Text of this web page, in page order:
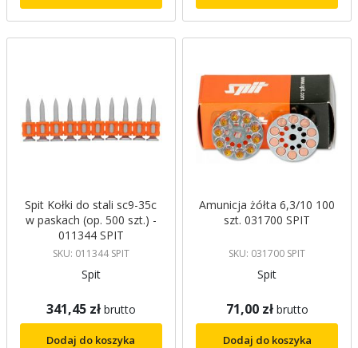
Spit Kołki do stali sc9-35c
w paskach (op. 500 szt.) -
011344 SPIT
SKU: 011344 SPIT
Spit
341,45 zł brutto
Dodaj do koszyka
Amunicja żółta 6,3/10 100
szt. 031700 SPIT
SKU: 031700 SPIT
Spit
71,00 zł brutto
Dodaj do koszyka